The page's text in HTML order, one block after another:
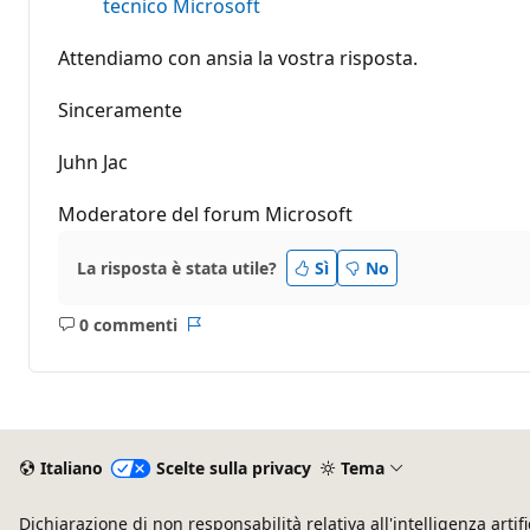
tecnico Microsoft
Attendiamo con ansia la vostra risposta.
Sinceramente
Juhn Jac
Moderatore del forum Microsoft
La risposta è stata utile? Sì No
0 commenti
Nessun
Italiano Scelte sulla privacy Tema
Dichiarazione di non responsabilità relativa all'intelligenza